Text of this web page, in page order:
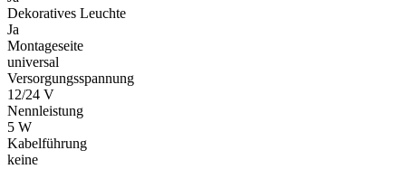
Dekoratives Leuchte
Ja
Montageseite
universal
Versorgungsspannung
12/24 V
Nennleistung
5 W
Kabelführung
keine